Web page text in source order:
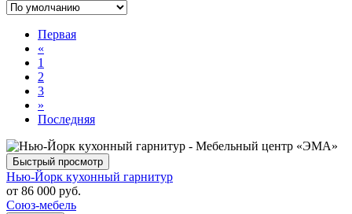
Первая
«
1
2
3
»
Последняя
Быстрый просмотр
Нью-Йорк кухонный гарнитур
от 86 000 руб.
Союз-мебель